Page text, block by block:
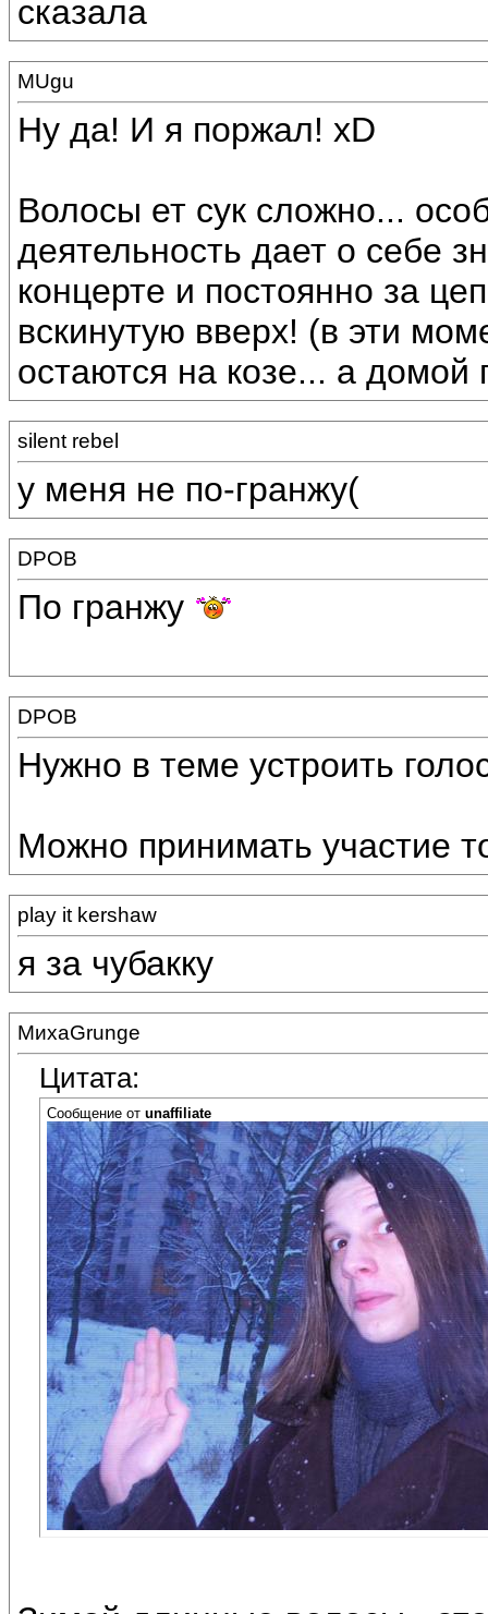
сказала
MUgu
Ну да! И я поржал! xD
Волосы ет сук сложно...
деятельность дает о себе
концерте и постоянно за
вскинутую вверх! (в эти
остаются на козе... а
silent rebel
у меня не по-гранжу(
DPOB
По гранжу
DPOB
Нужно в теме устроить
Можно принимать участие
play it kershaw
я за чубакку
МихаGrunge
Цитата:
Сообщение от unaffiliate